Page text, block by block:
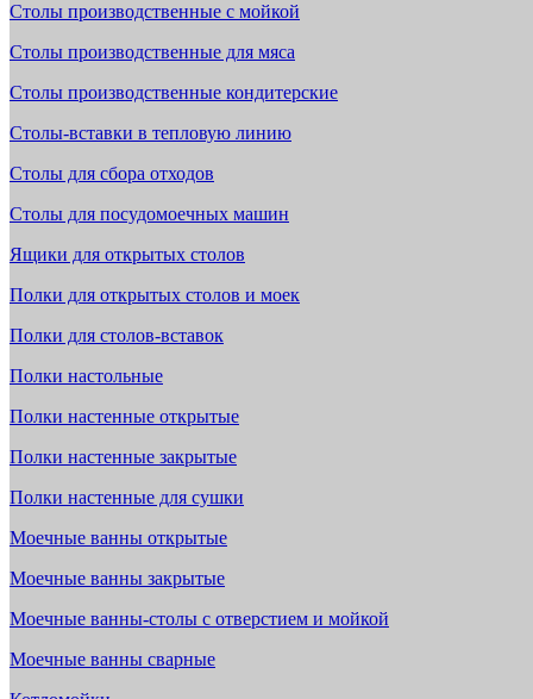
Столы производственные с мойкой
Столы производственные для мяса
Столы производственные кондитерские
Столы-вставки в тепловую линию
Столы для сбора отходов
Столы для посудомоечных машин
Ящики для открытых столов
Полки для открытых столов и моек
Полки для столов-вставок
Полки настольные
Полки настенные открытые
Полки настенные закрытые
Полки настенные для сушки
Моечные ванны открытые
Моечные ванны закрытые
Моечные ванны-столы с отверстием и мойкой
Моечные ванны сварные